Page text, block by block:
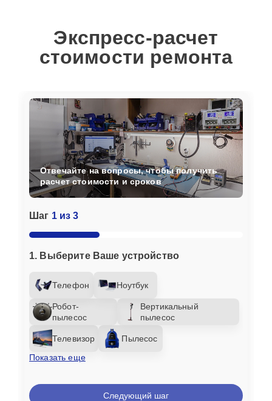
Экспресс-расчет
стоимости ремонта
Шаг 1 из 3
1. Выберите Ваше устройство
Телефон Ноутбук
Робот-
пылесос
Вертикальный
пылесос
Телевизор
Пылесос
Показать еще
Отвечайте на вопросы, чтобы получить
расчет стоимости и сроков
Следующий шаг